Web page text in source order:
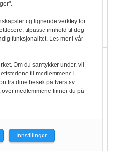
varer, men fulle
og lignende verktøy for
tilpasse innhold til deg
funksjonalitet. Les mer i vår
Om du samtykker under, vil
til medlemmene i
fra dine besøk på tvers av
medlemmene finner du på
Innstillinger